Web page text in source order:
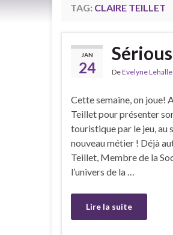
TAG: CLAIRE TEILLET
JAN
24 DeEvelyne Lehalle
Cette semaine, on joue!
Teillet pour présenter
touristique par le jeu, au
nouveau métier ! Déjà
Teillet, Membre de la
l’univers de la …
Lire la suite